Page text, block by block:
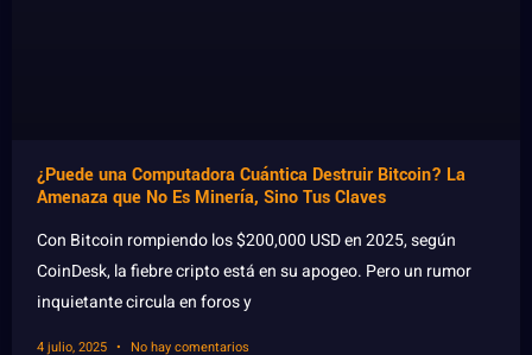
¿Puede una Computadora Cuántica Destruir Bitcoin? La
Amenaza que No Es Minería, Sino Tus Claves
Con Bitcoin rompiendo los $200,000 USD en 2025, según
CoinDesk, la fiebre cripto está en su apogeo. Pero un rumor
inquietante circula en foros y
4 julio, 2025 No hay comentarios